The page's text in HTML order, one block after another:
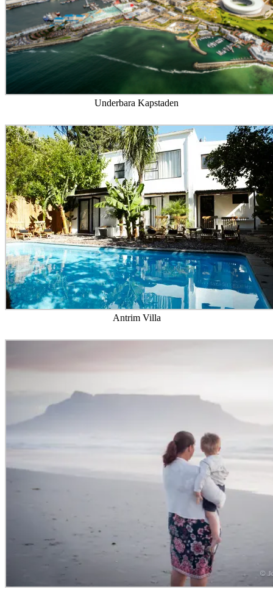
Underbara Kapstaden
Antrim Villa